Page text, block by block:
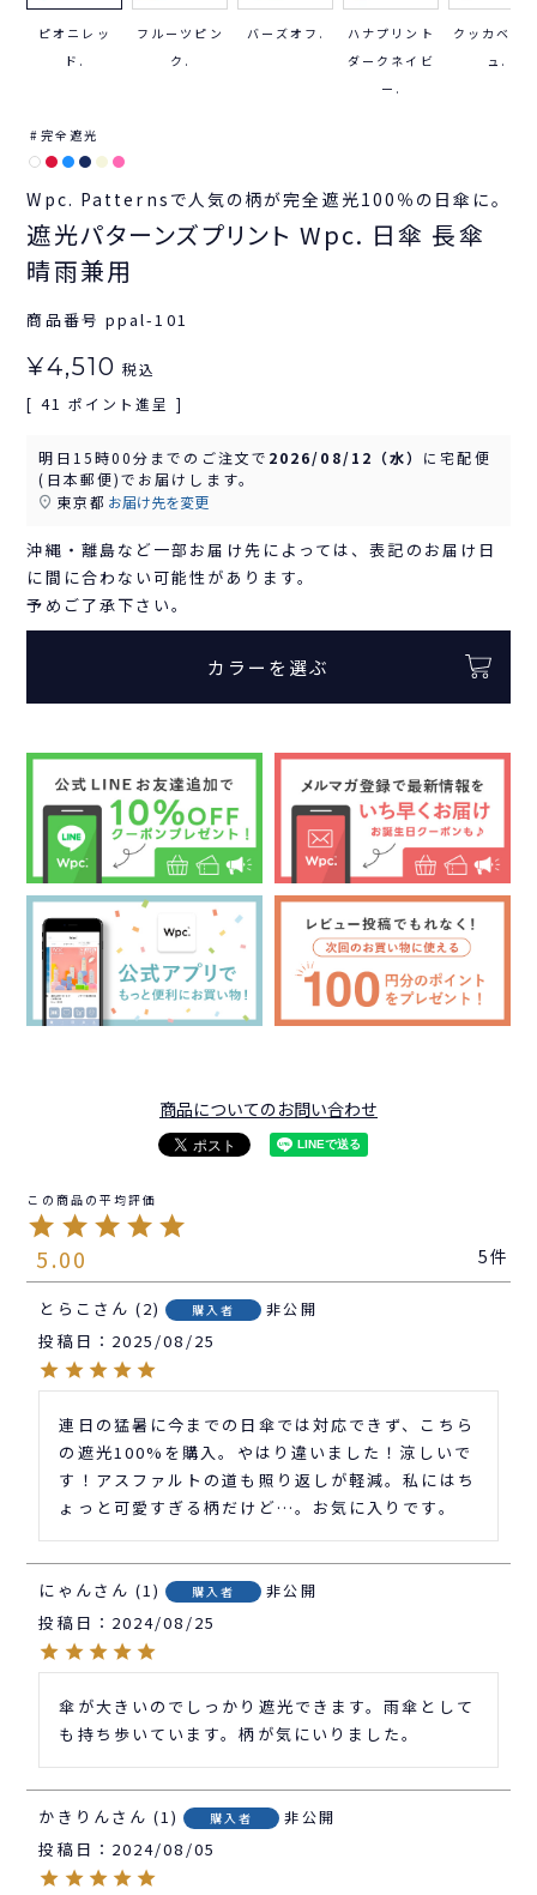
ピオニレッ
ド.
フルーツピン
ク.
バーズオフ.
ハナプリント
ダークネイビ
ー.
クッカベー
ュ.
完全遮光
Wpc. Patternsで人気の柄が完全遮光100％の日傘に。
遮光パターンズプリント Wpc. 日傘 長傘
晴雨兼用
商品番号 ppal-101
¥4,510 税込
[ 41 ポイント進呈 ]
明日 15時00分 までのご注文で 2026/08/12（水） に宅配便
(日本郵便)でお届けします。
東京都 お届け先を変更
沖縄・離島など一部お届け先によっては、表記のお届け日
に間に合わない可能性があります。
予めご了承下さい。
カラーを選ぶ
商品についてのお問い合わせ
5.00 5
とらこ 2 購入者 非公開
投稿日 2025/08/25
連日の猛暑に今までの日傘では対応できず、こちら
の遮光100%を購入。やはり違いました！涼しいで
す！アスファルトの道も照り返しが軽減。私にはち
ょっと可愛すぎる柄だけど…。お気に入りです。
にゃん 1 購入者 非公開
投稿日 2024/08/25
傘が大きいのでしっかり遮光できます。雨傘として
も持ち歩いています。柄が気にいりました。
かきりん 1 購入者 非公開
投稿日 2024/08/05